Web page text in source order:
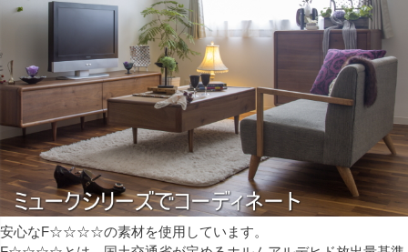
安心なF☆☆☆☆の素材を使用しています。